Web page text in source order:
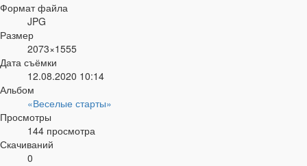
Формат файла
JPG
Размер
2073×1555
Дата съёмки
12.08.2020 10:14
Альбом
«Веселые старты»
Просмотры
144 просмотра
Скачиваний
0